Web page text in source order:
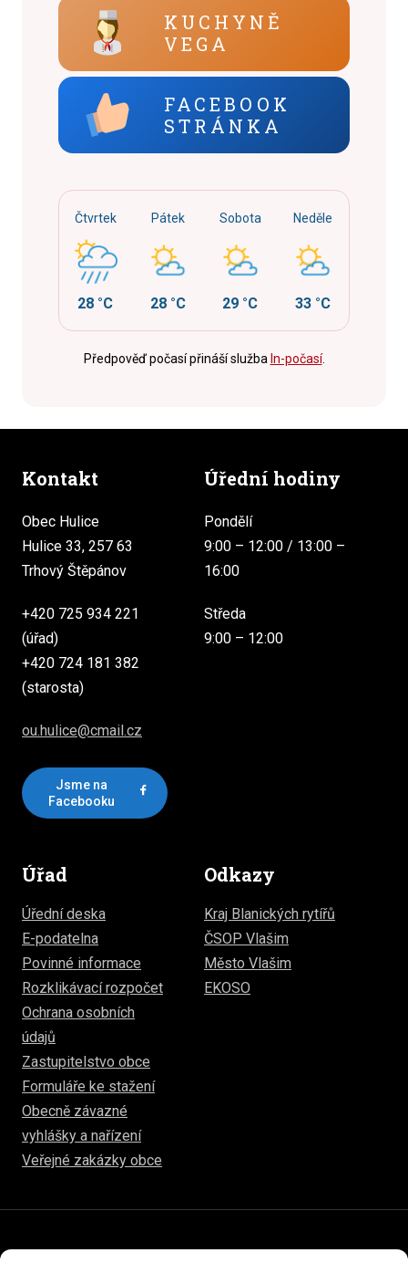
KUCHYNĚ
VEGA
FACEBOOK
STRÁNKA
Čtvrtek
28 °C
Pátek
28 °C
Sobota
29 °C
Neděle
33 °C
Předpověď počasí přináší služba In-počasí.
Kontakt
Obec Hulice
Hulice 33, 257 63
Trhový Štěpánov
+420 725 934 221
(úřad)
+420 724 181 382
(starosta)
ou.hulice@cmail.cz
Jsme na
Facebooku
Úřední hodiny
Pondělí
9:00 – 12:00 / 13:00 –
16:00
Středa
9:00 – 12:00
Úřad
Úřední deska
E-podatelna
Povinné informace
Rozklikávací rozpočet
Ochrana osobních
údajů
Zastupitelstvo obce
Formuláře ke stažení
Obecně závazné
vyhlášky a nařízení
Veřejné zakázky obce
Odkazy
Kraj Blanických rytířů
ČSOP Vlašim
Město Vlašim
EKOSO